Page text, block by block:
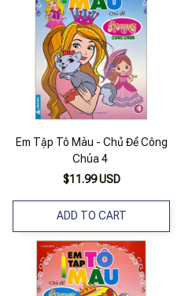
Em Tập Tô Màu - Chủ Đề Công
Chúa 4
$11.99 USD
ADD TO CART